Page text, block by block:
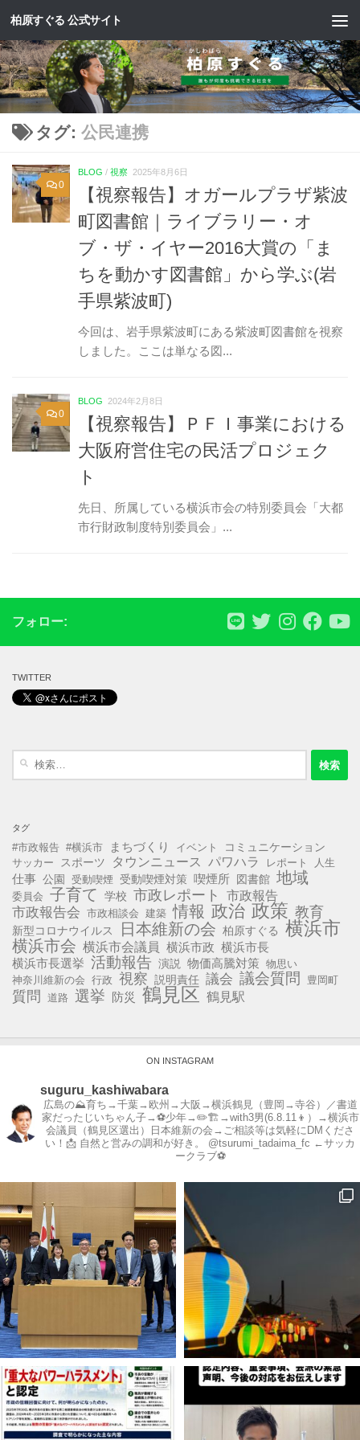
コンテンツへスキップ
柏原すぐる 公式サイト
タグ: 公民連携
0
BLOG / 視察 2025年8月6日
【視察報告】オガールプラザ紫波
町図書館｜ライブラリー・オ
ブ・ザ・イヤー2016大賞の「ま
ちを動かす図書館」から学ぶ(岩
手県紫波町)
今回は、岩手県紫波町にある紫波町図書館を視察
しました。ここは単なる図...
0
BLOG 2024年2月8日
【視察報告】ＰＦＩ事業における
大阪府営住宅の民活プロジェク
ト
先日、所属している横浜市会の特別委員会「大都
市行財政制度特別委員会」...
フォロー:
TWITTER
タグ
#市政報告 #横浜市 まちづくり イベント コミュニケーション
サッカー スポーツ タウンニュース パワハラ レポート 人生
仕事 公園 受動喫煙 受動喫煙対策 喫煙所 図書館 地域
委員会 子育て 学校 市政レポート 市政報告
市政報告会 市政相談会 建築 情報 政治 政策 教育
新型コロナウイルス 日本維新の会 柏原すぐる 横浜市
横浜市会 横浜市会議員 横浜市政 横浜市長
横浜市長選挙 活動報告 演説 物価高騰対策 物思い
神奈川維新の会 行政 視察 説明責任 議会 議会質問 豊岡町
質問 道路 選挙 防災 鶴見区 鶴見駅
ON INSTAGRAM
suguru_kashiwabara
広島の⛰育ち→千葉→欧州→大阪→横浜鶴見（豊岡→寺谷）／書道
家だったじいちゃん子→⚽️少年→✏️🏗→with3男(6.8.11👦）→横浜市
会議員（鶴見区選出）日本維新の会→ご相談等は気軽にDMくださ
い！📩 自然と営みの調和が好き。
@tsurumi_tadaima_fc ←サッカ
ークラブ⚽️